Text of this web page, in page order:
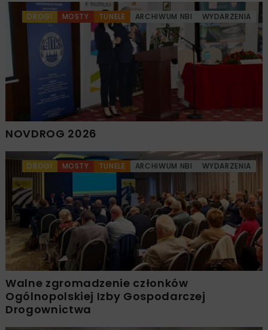
DROGI MOSTY TUNELE ARCHIWUM NBI WYDARZENIA
NOVDROG 2026
DROGI MOSTY TUNELE ARCHIWUM NBI WYDARZENIA
Walne zgromadzenie członków
Ogólnopolskiej Izby Gospodarczej
Drogownictwa